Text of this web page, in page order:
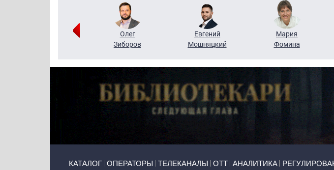
Олег
Зиборов
Евгений
Мошняцкий
Мария
Фомина
КАТАЛОГ ОПЕРАТОРЫ ТЕЛЕКАНАЛЫ ОТТ АНАЛИТИКА